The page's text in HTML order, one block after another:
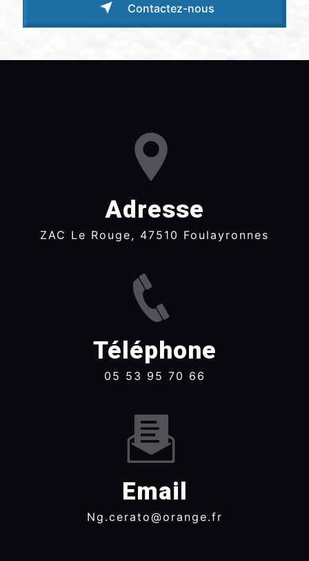
Contactez-nous
Adresse
ZAC Le Rouge, 47510 Foulayronnes
Téléphone
05 53 95 70 66
Email
ng.cerato@orange.fr